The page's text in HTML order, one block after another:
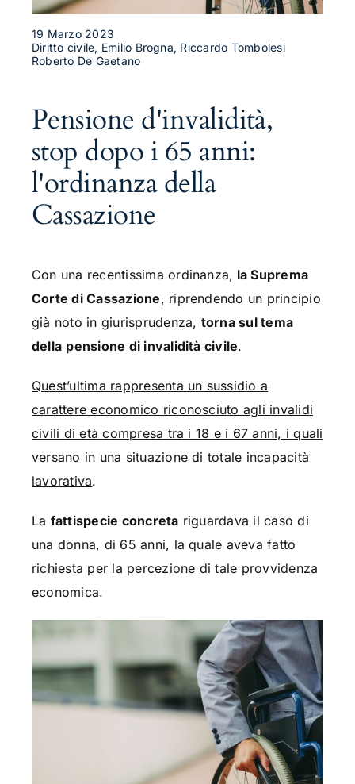
19 Marzo 2023
Diritto civile, Emilio Brogna, Riccardo Tombolesi
Roberto De Gaetano
Pensione d'invalidità,
stop dopo i 65 anni:
l'ordinanza della
Cassazione
Con una recentissima ordinanza, la Suprema
Corte di Cassazione, riprendendo un principio
già noto in giurisprudenza, torna sul tema
della pensione di invalidità civile.
Quest’ultima rappresenta un sussidio a
carattere economico riconosciuto agli invalidi
civili di età compresa tra i 18 e i 67 anni, i quali
versano in una situazione di totale incapacità
lavorativa.
La fattispecie concreta riguardava il caso di
una donna, di 65 anni, la quale aveva fatto
richiesta per la percezione di tale provvidenza
economica.